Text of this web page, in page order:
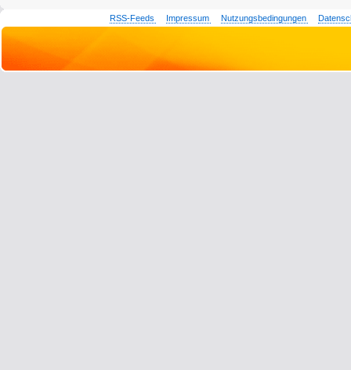
RSS-Feeds Impressum Nutzungsbedingungen